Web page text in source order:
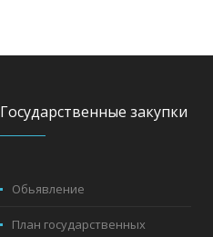
Государственные закупки
Обьявление
План государственных